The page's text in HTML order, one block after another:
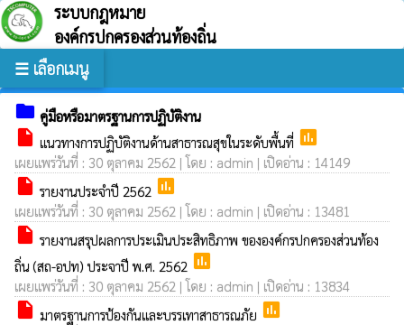
ระบบกฎหมาย
องค์กรปกครองส่วนท้องถิ่น
☰ เลือกเมนู
folder คู่มือหรือมาตรฐานการปฏิบัติงาน
insert_drive_file แนวทางการปฏิบัติงานด้านสาธารณสุขในระดับพื้นที่ poll
เผยแพร่วันที่ : 30 ตุลาคม 2562 | โดย : admin | เปิดอ่าน : 14149
insert_drive_file รายงานประจำปี 2562 poll
เผยแพร่วันที่ : 30 ตุลาคม 2562 | โดย : admin | เปิดอ่าน : 13481
insert_drive_file รายงานสรุปผลการประเมินประสิทธิภาพ ขององค์กรปกครองส่วนท้อง
ถิ่น (สถ-อปท) ประจาปี พ.ศ. 2562 poll
เผยแพร่วันที่ : 30 ตุลาคม 2562 | โดย : admin | เปิดอ่าน : 13834
insert_drive_file มาตรฐานการป้องกันและบรรเทาสาธารณภัย poll